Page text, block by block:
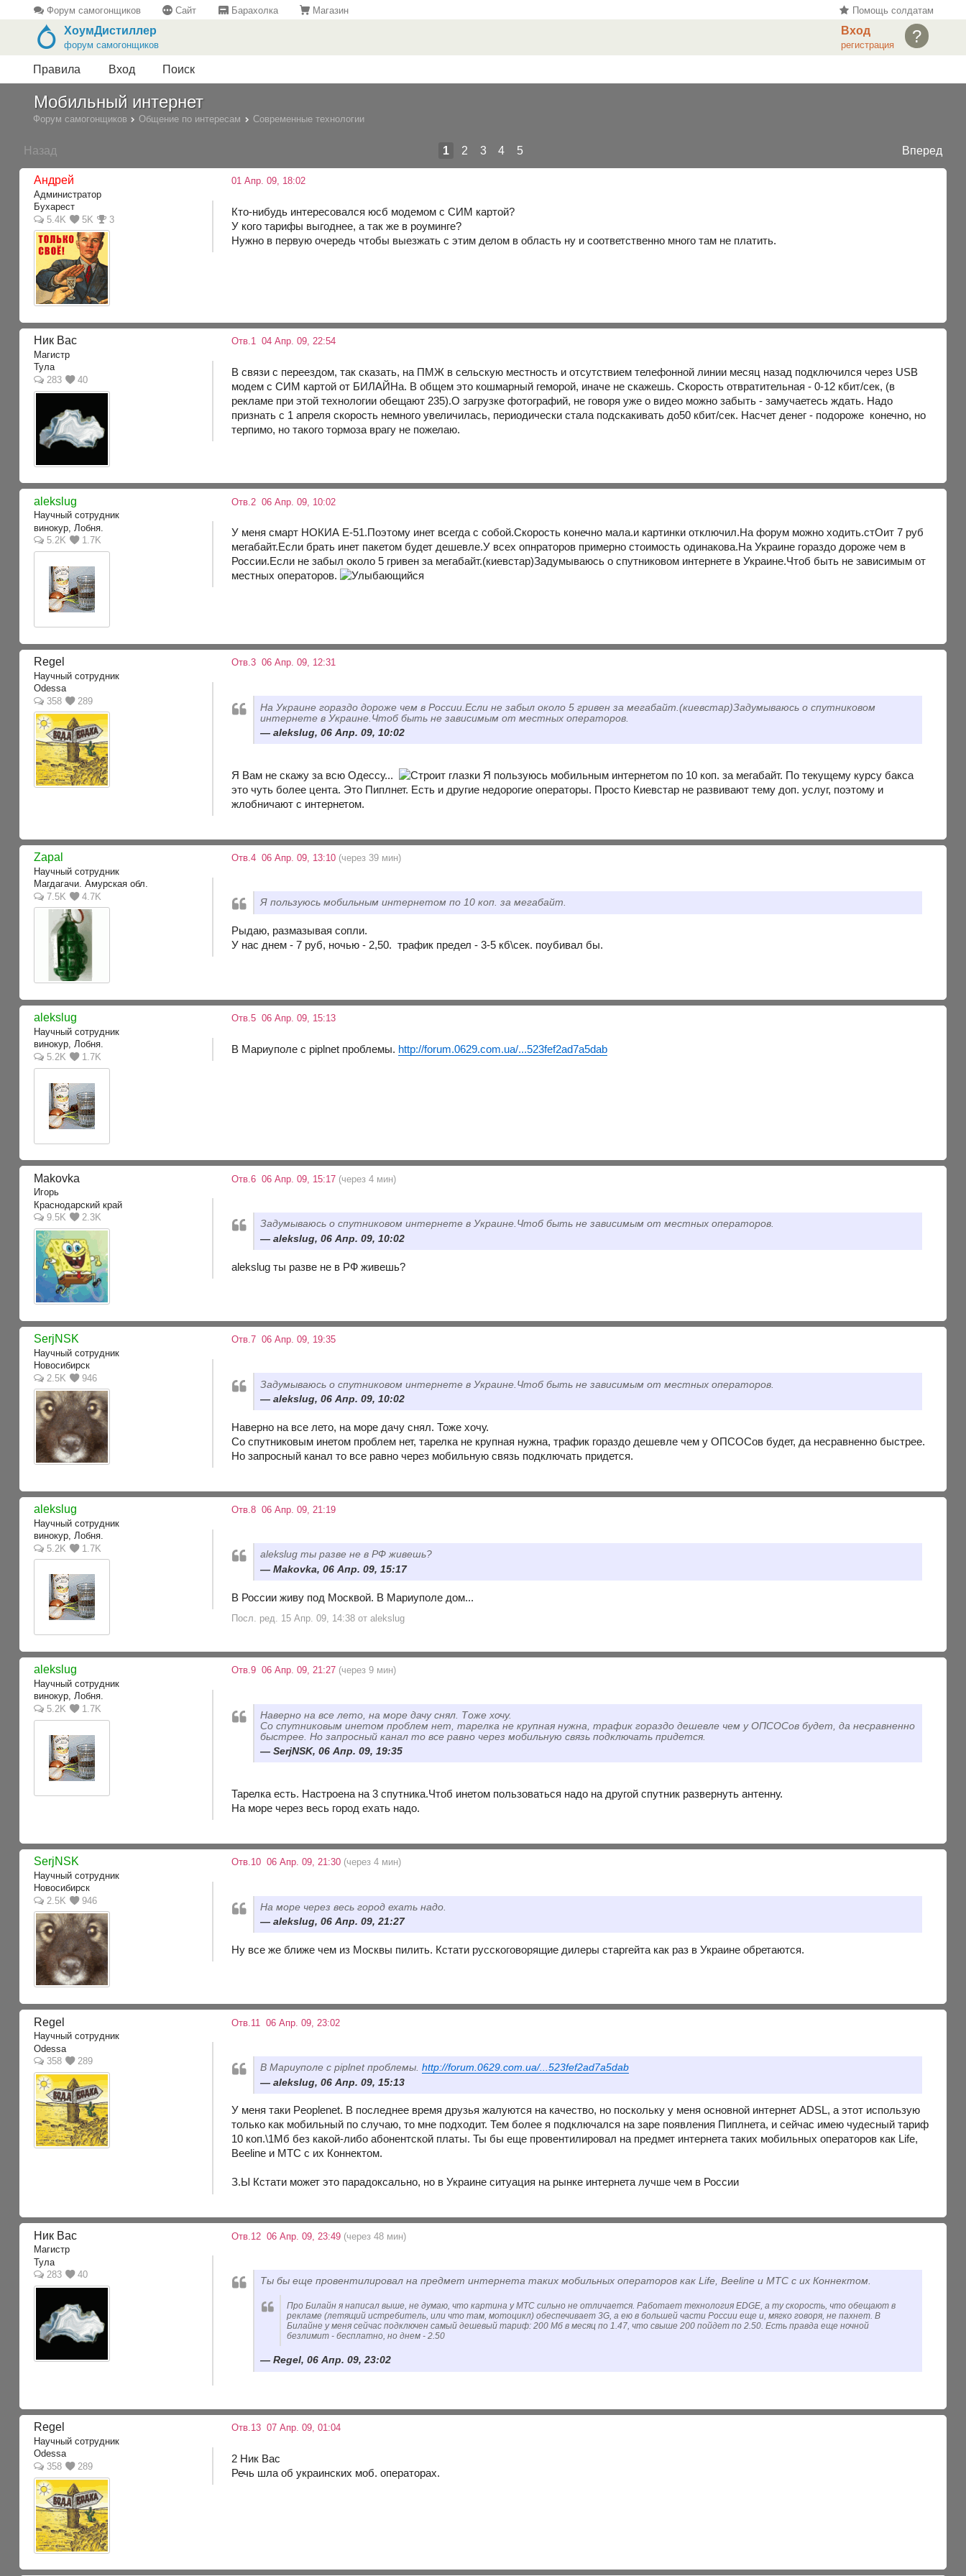
Форум самогонщиков Сайт Барахолка Магазин Помощь солдатам
?
Вход
регистрация
ХоумДистиллер
форум самогонщиков
Правила Вход Поиск
Мобильный интернет
Форум самогонщиков Общение по интересам Современные технологии
Назад Вперед
1 2 3 4 5
Андрей
Администратор
Бухарест
5.4K
5K 3
01 Апр. 09, 18:02
Кто-нибудь интересовался юсб модемом с СИМ картой?
У кого тарифы выгоднее, а так же в роуминге?
Нужно в первую очередь чтобы выезжать с этим делом в область ну и соответственно много там не платить.
Ник Вас
Магистр
Тула
283
40
Отв.1 04 Апр. 09, 22:54
В связи с переездом, так сказать, на ПМЖ в сельскую местность и отсутствием телефонной линии месяц назад подключился через USB
модем с СИМ картой от БИЛАЙНа. В общем это кошмарный геморой, иначе не скажешь. Скорость отвратительная - 0-12 кбит/сек, (в
рекламе при этой технологии обещают 235).О загрузке фотографий, не говоря уже о видео можно забыть - замучаетесь ждать. Надо
признать с 1 апреля скорость немного увеличилась, периодически стала подскакивать до50 кбит/сек. Насчет денег - подороже конечно, но
терпимо, но такого тормоза врагу не пожелаю.
alekslug
Научный сотрудник
винокур, Лобня.
5.2K
1.7K
Отв.2 06 Апр. 09, 10:02
У меня смарт НОКИА Е-51.Поэтому инет всегда с собой.Скорость конечно мала.и картинки отключил.На форум можно ходить.стОит 7 руб
мегабайт.Если брать инет пакетом будет дешевле.У всех опнраторов примерно стоимость одинакова.На Украине гораздо дороже чем в
России.Если не забыл около 5 гривен за мегабайт.(киевстар)Задумываюсь о спутниковом интернете в Украине.Чтоб быть не зависимым от
местных операторов.
Regel
Научный сотрудник
Odessa
358
289
Отв.3 06 Апр. 09, 12:31
На Украине гораздо дороже чем в России.Если не забыл около 5 гривен за мегабайт.(киевстар)Задумываюсь о спутниковом
интернете в Украине.Чтоб быть не зависимым от местных операторов.
alekslug, 06 Апр. 09, 10:02
Я Вам не скажу за всю Одессу...
Я пользуюсь мобильным интернетом по 10 коп. за мегабайт. По текущему курсу бакса
это чуть более цента. Это Пиплнет. Есть и другие недорогие операторы. Просто Киевстар не развивают тему доп. услуг, поэтому и
жлобничают с интернетом.
Zapal
Научный сотрудник
Магдагачи. Амурская обл.
7.5K
4.7K
Отв.4 06 Апр. 09, 13:10 (через 39 мин)
Я пользуюсь мобильным интернетом по 10 коп. за мегабайт.
Рыдаю, размазывая сопли.
У нас днем - 7 руб, ночью - 2,50. трафик предел - 3-5 кб\сек. поубивал бы.
alekslug
Научный сотрудник
винокур, Лобня.
5.2K
1.7K
Отв.5 06 Апр. 09, 15:13
В Мариуполе с piplnet проблемы. http://forum.0629.com.ua/...523fef2ad7a5dab
Makovka
Игорь
Краснодарский край
9.5K
2.3K
Отв.6 06 Апр. 09, 15:17 (через 4 мин)
Задумываюсь о спутниковом интернете в Украине.Чтоб быть не зависимым от местных операторов.
alekslug, 06 Апр. 09, 10:02
alekslug ты разве не в РФ живешь?
SerjNSK
Научный сотрудник
Новосибирск
2.5K
946
Отв.7 06 Апр. 09, 19:35
Задумываюсь о спутниковом интернете в Украине.Чтоб быть не зависимым от местных операторов.
alekslug, 06 Апр. 09, 10:02
Наверно на все лето, на море дачу снял. Тоже хочу.
Со спутниковым инетом проблем нет, тарелка не крупная нужна, трафик гораздо дешевле чем у ОПСОСов будет, да несравненно быстрее.
Но запросный канал то все равно через мобильную связь подключать придется.
alekslug
Научный сотрудник
винокур, Лобня.
5.2K
1.7K
Отв.8 06 Апр. 09, 21:19
alekslug ты разве не в РФ живешь?
Makovka, 06 Апр. 09, 15:17
В России живу под Москвой. В Мариуполе дом...
Посл. ред. 15 Апр. 09, 14:38 от alekslug
alekslug
Научный сотрудник
винокур, Лобня.
5.2K
1.7K
Отв.9 06 Апр. 09, 21:27 (через 9 мин)
Наверно на все лето, на море дачу снял. Тоже хочу.
Со спутниковым инетом проблем нет, тарелка не крупная нужна, трафик гораздо дешевле чем у ОПСОСов будет, да несравненно
быстрее. Но запросный канал то все равно через мобильную связь подключать придется.
SerjNSK, 06 Апр. 09, 19:35
Тарелка есть. Настроена на 3 спутника.Чтоб инетом пользоваться надо на другой спутник развернуть антенну.
На море через весь город ехать надо.
SerjNSK
Научный сотрудник
Новосибирск
2.5K
946
Отв.10 06 Апр. 09, 21:30 (через 4 мин)
На море через весь город ехать надо.
alekslug, 06 Апр. 09, 21:27
Ну все же ближе чем из Москвы пилить. Кстати русскоговорящие дилеры старгейта как раз в Украине обретаются.
Regel
Научный сотрудник
Odessa
358
289
Отв.11 06 Апр. 09, 23:02
В Мариуполе с piplnet проблемы.http://forum.0629.com.ua/...523fef2ad7a5dab
alekslug, 06 Апр. 09, 15:13
У меня таки Peoplenet. В последнее время друзья жалуются на качество, но поскольку у меня основной интернет ADSL, а этот использую
только как мобильный по случаю, то мне подходит. Тем более я подключался на заре появления Пиплнета, и сейчас имею чудесный тариф
10 коп.\1Мб без какой-либо абонентской платы. Ты бы еще провентилировал на предмет интернета таких мобильных операторов как Life,
Beeline и МТС с их Коннектом.
З.Ы Кстати может это парадоксально, но в Украине ситуация на рынке интернета лучше чем в России
Ник Вас
Магистр
Тула
283
40
Отв.12 06 Апр. 09, 23:49 (через 48 мин)
Ты бы еще провентилировал на предмет интернета таких мобильных операторов как Life, Beeline и МТС с их Коннектом.
Про Билайн я написал выше, не думаю, что картина у МТС сильно не отличается. Работает технология EDGE, а ту скорость, что обещают в
рекламе (летящий истребитель, или что там, мотоцикл) обеспечивает 3G, а ею в большей части России еще и, мягко говоря, не пахнет. В
Билайне у меня сейчас подключен самый дешевый тариф: 200 Мб в месяц по 1.47, что свыше 200 пойдет по 2.50. Есть правда еще ночной
безлимит - бесплатно, но днем - 2.50
Regel, 06 Апр. 09, 23:02
Regel
Научный сотрудник
Odessa
358
289
Отв.13 07 Апр. 09, 01:04
2 Ник Вас
Речь шла об украинских моб. операторах.